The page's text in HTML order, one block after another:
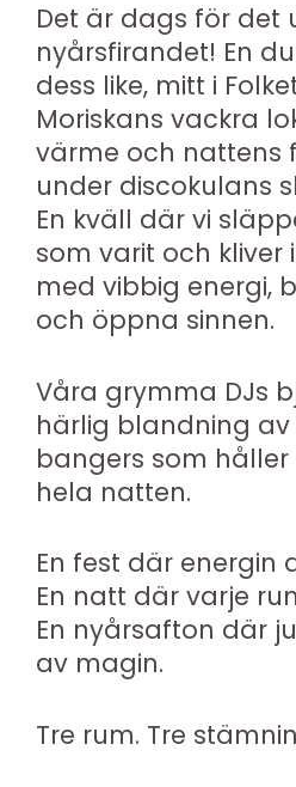
Det är dags för det
nyårsfirandet! En
dess like, mitt i
Moriskans vackra
värme och nattens
under discokulans
En kväll där vi
som varit och kliver
med vibbig energi,
och öppna sinnen.
Våra grymma DJs
härlig blandning av
bangers som
hela natten.
En fest där energin
En natt där varje
En nyårsafton där
av magin.
Tre rum. Tre